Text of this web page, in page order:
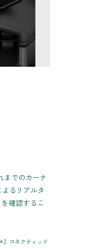
までのカーナ
るリアルタ
確認するこ
2. コネクティッド